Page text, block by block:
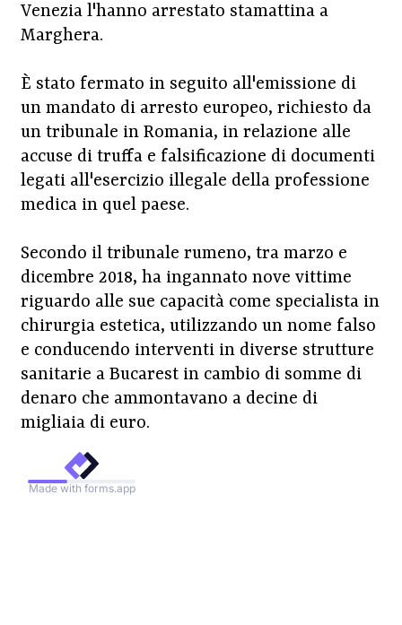
Venezia l'hanno arrestato stamattina a
Marghera.
È stato fermato in seguito all'emissione di
un mandato di arresto europeo, richiesto da
un tribunale in Romania, in relazione alle
accuse di truffa e falsificazione di documenti
legati all'esercizio illegale della professione
medica in quel paese.
Secondo il tribunale rumeno, tra marzo e
dicembre 2018, ha ingannato nove vittime
riguardo alle sue capacità come specialista in
chirurgia estetica, utilizzando un nome falso
e conducendo interventi in diverse strutture
sanitarie a Bucarest in cambio di somme di
denaro che ammontavano a decine di
migliaia di euro.